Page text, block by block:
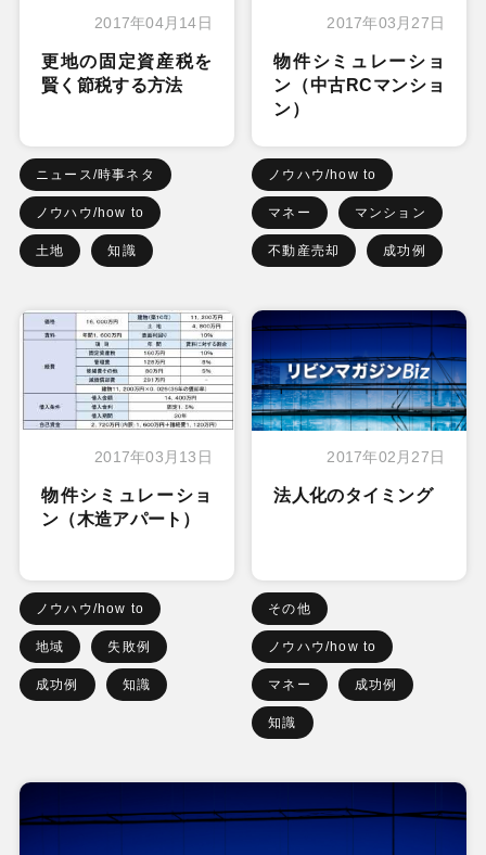
2017年04月14日
更地の固定資産税を
賢く節税する方法
ニュース/時事ネタ
ノウハウ/how to
土地 知識
2017年03月27日
物件シミュレーショ
ン（中古RCマンショ
ン）
ノウハウ/how to
マネー マンション
不動産売却 成功例
2017年03月13日
物件シミュレーショ
ン（木造アパート）
ノウハウ/how to
地域 失敗例
成功例 知識
2017年02月27日
法人化のタイミング
その他
ノウハウ/how to
マネー 成功例
知識